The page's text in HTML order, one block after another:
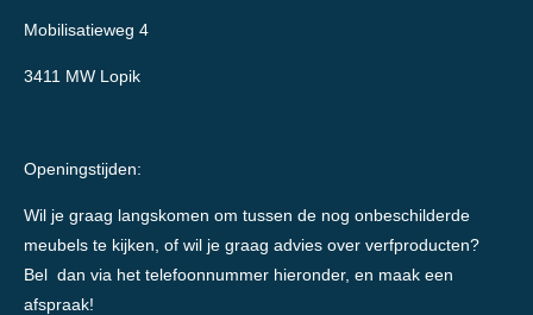
Mobilisatieweg 4
3411 MW Lopik
Openingstijden:
Wil je graag langskomen om tussen de nog onbeschilderde
meubels te kijken, of wil je graag advies over verfproducten?
Bel dan via het telefoonnummer hieronder, en maak een
afspraak!